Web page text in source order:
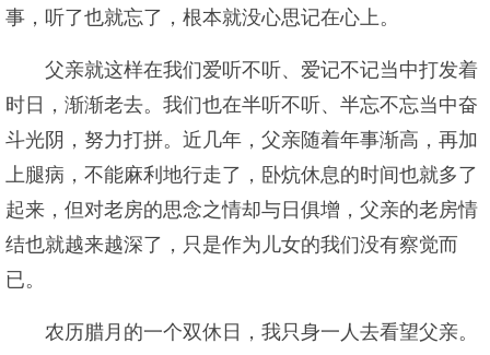
事，听了也就忘了，根本就没心思记在心上。
父亲就这样在我们爱听不听、爱记不记当中打发着
时日，渐渐老去。我们也在半听不听、半忘不忘当中奋
斗光阴，努力打拼。近几年，父亲随着年事渐高，再加
上腿病，不能麻利地行走了，卧炕休息的时间也就多了
起来，但对老房的思念之情却与日俱增，父亲的老房情
结也就越来越深了，只是作为儿女的我们没有察觉而
已。
农历腊月的一个双休日，我只身一人去看望父亲。